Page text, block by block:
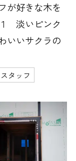
が好きな木を
淡いピンク
いいサクラの
タッフ